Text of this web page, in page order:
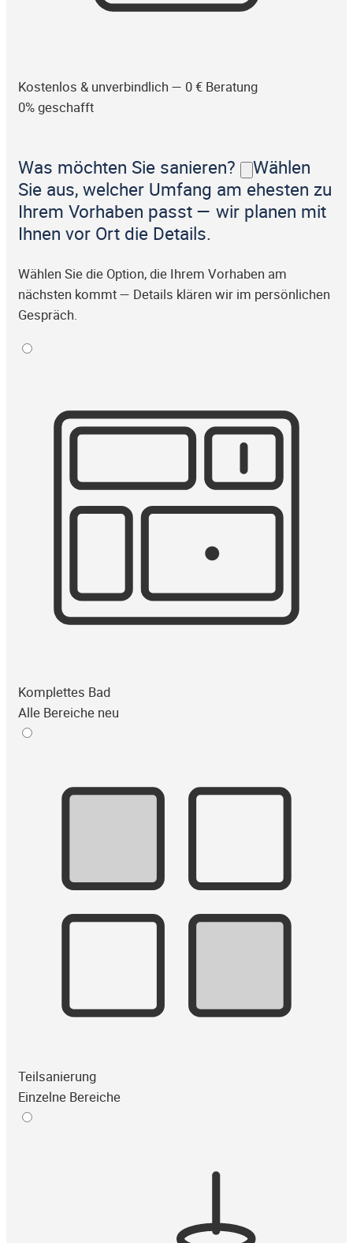
Kostenlos & unverbindlich — 0 € Beratung
0% geschafft
Was möchten Sie sanieren?
Wählen
Sie aus, welcher Umfang am ehesten zu
Ihrem Vorhaben passt — wir planen mit
Ihnen vor Ort die Details.
Wählen Sie die Option, die Ihrem Vorhaben am
nächsten kommt — Details klären wir im persönlichen
Gespräch.
Komplettes Bad
Alle Bereiche neu
Teilsanierung
Einzelne Bereiche